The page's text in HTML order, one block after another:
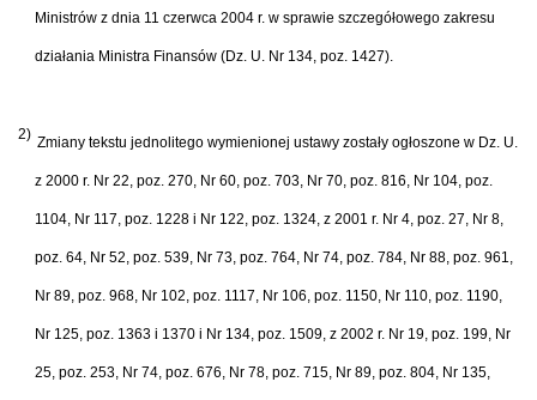
Ministrów z dnia 11 czerwca 2004 r. w sprawie szczegółowego zakresu
działania Ministra Finansów (Dz. U. Nr 134, poz. 1427).
2) Zmiany tekstu jednolitego wymienionej ustawy zostały ogłoszone w Dz. U.
z 2000 r. Nr 22, poz. 270, Nr 60, poz. 703, Nr 70, poz. 816, Nr 104, poz.
1104, Nr 117, poz. 1228 i Nr 122, poz. 1324, z 2001 r. Nr 4, poz. 27, Nr 8,
poz. 64, Nr 52, poz. 539, Nr 73, poz. 764, Nr 74, poz. 784, Nr 88, poz. 961,
Nr 89, poz. 968, Nr 102, poz. 1117, Nr 106, poz. 1150, Nr 110, poz. 1190,
Nr 125, poz. 1363 i 1370 i Nr 134, poz. 1509, z 2002 r. Nr 19, poz. 199, Nr
25, poz. 253, Nr 74, poz. 676, Nr 78, poz. 715, Nr 89, poz. 804, Nr 135,